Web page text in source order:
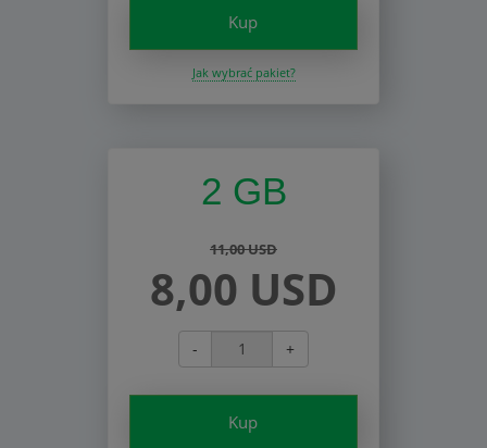
Kup
Jak wybrać pakiet?
2 GB
11,00 USD
8,00 USD
- +
Kup